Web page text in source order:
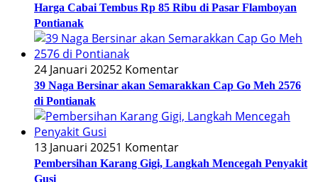
Harga Cabai Tembus Rp 85 Ribu di Pasar Flamboyan
Pontianak
24 Januari 20252 Komentar
39 Naga Bersinar akan Semarakkan Cap Go Meh 2576
di Pontianak
13 Januari 20251 Komentar
Pembersihan Karang Gigi, Langkah Mencegah Penyakit
Gusi